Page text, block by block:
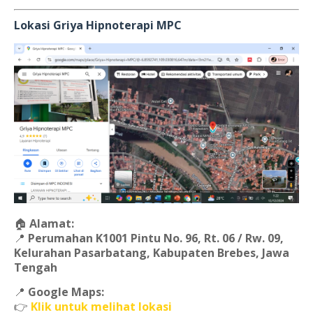
Lokasi Griya Hipnoterapi MPC
🏠 Alamat:
📍 Perumahan K1001 Pintu No. 96, Rt. 06 / Rw. 09,
Kelurahan Pasarbatang, Kabupaten Brebes, Jawa
Tengah
📍 Google Maps:
👉 Klik untuk melihat lokasi